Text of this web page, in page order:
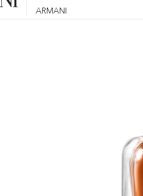
ARMANI